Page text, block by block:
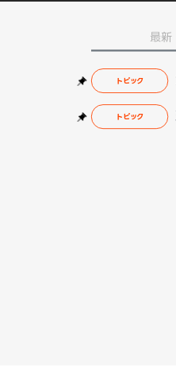
最新
トピック
トピック